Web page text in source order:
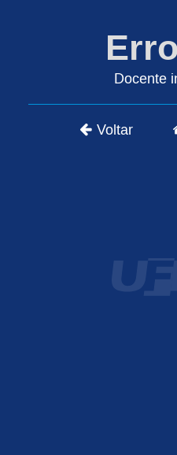
Docente
Voltar